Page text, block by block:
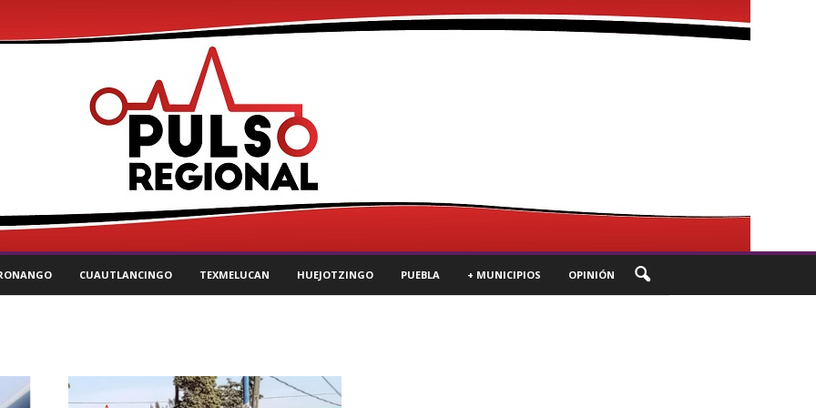
CUAUTLANCINGO TEXMELUCAN HUEJOTZINGO PUEBLA + MUNICIPIOS OPINIÓN